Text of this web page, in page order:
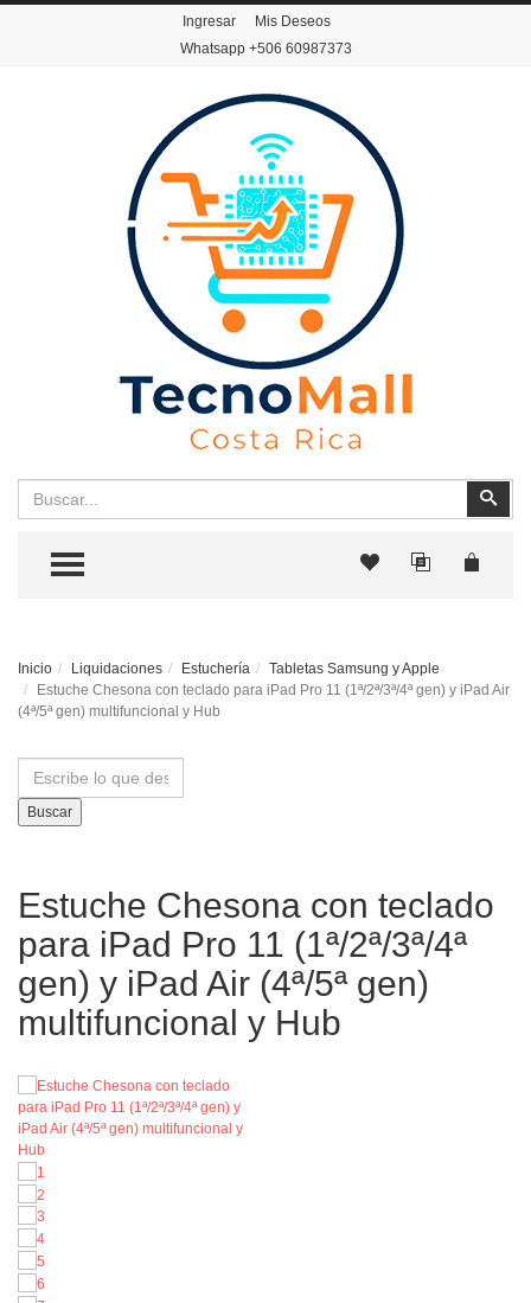
Ingresar
Mis Deseos
Whatsapp+506 60987373
TOGGLE MENU
Inicio Liquidaciones Estuchería
Tabletas Samsung y Apple
Estuche Chesona con teclado para iPad Pro 11 (1ª/2ª/3ª/4ª gen) y iPad Air
(4ª/5ª gen) multifuncional y Hub
Buscar
Estuche Chesona con teclado
para iPad Pro 11 (1ª/2ª/3ª/4ª
gen) y iPad Air (4ª/5ª gen)
multifuncional y Hub